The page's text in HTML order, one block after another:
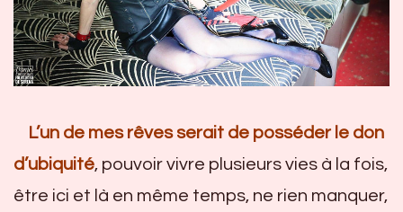
L’un de mes rêves serait de posséder le don
d’ubiquité, pouvoir vivre plusieurs vies à la fois,
être ici et là en même temps, ne rien manquer,